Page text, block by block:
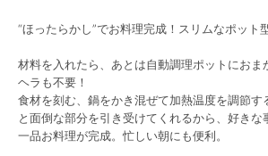
“ほったらかし”でお料理完成！スリムなポット
材料を入れたら、あとは自動調理ポットにおま
ヘラも不要！
食材を刻む、鍋をかき混ぜて加熱温度を調節す
と面倒な部分を引き受けてくれるから、好きな
一品お料理が完成。忙しい朝にも便利。